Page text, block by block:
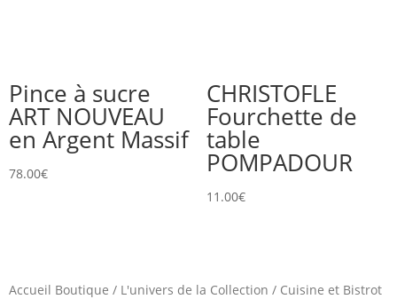
Pince à sucre
ART NOUVEAU
en Argent Massif
78.00€
CHRISTOFLE
Fourchette de
table
POMPADOUR
11.00€
Accueil Boutique / L'univers de la Collection / Cuisine et Bistrot